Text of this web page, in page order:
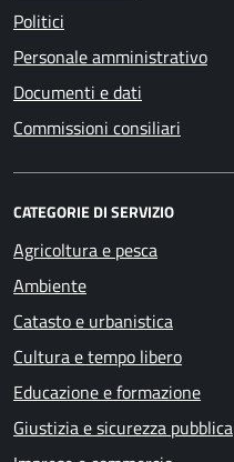
Politici
Personale amministrativo
Documenti e dati
Commissioni consiliari
CATEGORIE DI SERVIZIO
Agricoltura e pesca
Ambiente
Catasto e urbanistica
Cultura e tempo libero
Educazione e formazione
Giustizia e sicurezza pubblica